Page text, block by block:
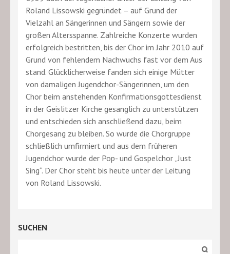
Roland Lissowski gegründet – auf Grund der
Vielzahl an Sängerinnen und Sängern sowie der
großen Altersspanne. Zahlreiche Konzerte wurden
erfolgreich bestritten, bis der Chor im Jahr 2010 auf
Grund von fehlendem Nachwuchs fast vor dem Aus
stand. Glücklicherweise fanden sich einige Mütter
von damaligen Jugendchor-Sängerinnen, um den
Chor beim anstehenden Konfirmationsgottesdienst
in der Geislitzer Kirche gesanglich zu unterstützen
und entschieden sich anschließend dazu, beim
Chorgesang zu bleiben. So wurde die Chorgruppe
schließlich umfirmiert und aus dem früheren
Jugendchor wurde der Pop- und Gospelchor „Just
Sing“. Der Chor steht bis heute unter der Leitung
von Roland Lissowski.
SUCHEN